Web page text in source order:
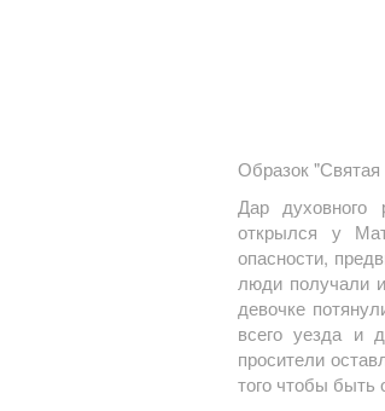
Образок "Святая
Дар духовного
открылся у
опасности,
люди получали
девочке
всего уезда и
просители
того чтобы быть